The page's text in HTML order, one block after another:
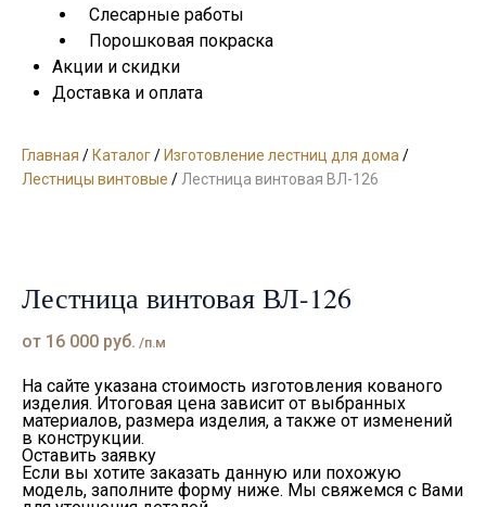
Слесарные работы
Порошковая покраска
Акции и скидки
Доставка и оплата
Главная /Каталог/Изготовление лестниц для дома /
Лестницы винтовые / Лестница винтовая ВЛ-126
Лестница винтовая ВЛ-126
от 16 000 руб. /п.м
На сайте указана стоимость изготовления кованого
изделия. Итоговая цена зависит от выбранных
материалов, размера изделия, а также от изменений
в конструкции.
Оставить заявку
Если вы хотите заказать данную или похожую
модель, заполните форму ниже. Мы свяжемся с Вами